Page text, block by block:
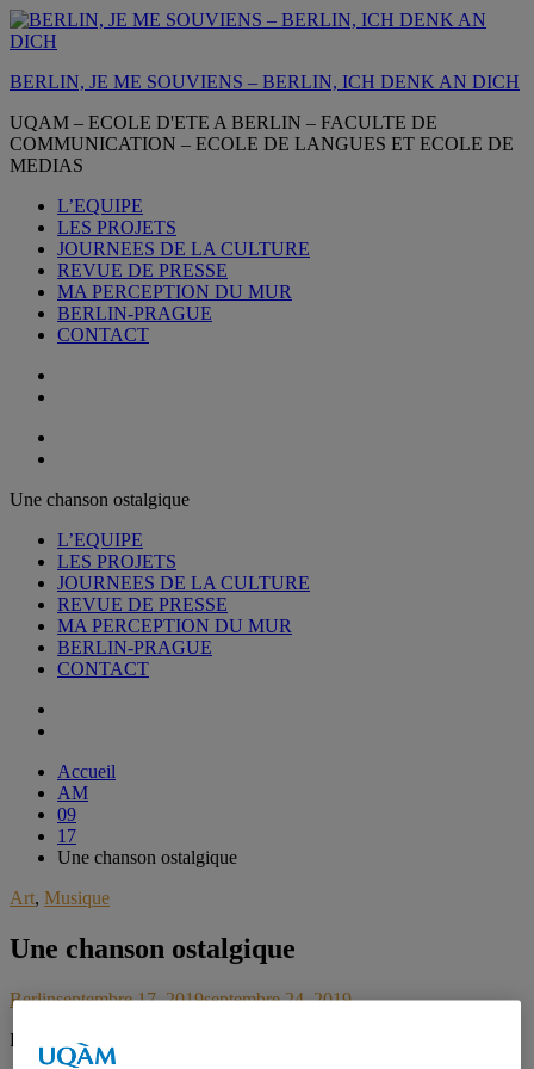
Aller
au
BERLIN, JE ME SOUVIENS – BERLIN, ICH DENK AN DICH
UQAM – ECOLE D'ETE A BERLIN – FACULTE DE
COMMUNICATION – ECOLE DE LANGUES ET ECOLE DE
MEDIAS
L’EQUIPE
LES PROJETS
JOURNEES DE LA CULTURE
REVUE DE PRESSE
MA PERCEPTION DU MUR
BERLIN-PRAGUE
CONTACT
Une chanson ostalgique
L’EQUIPE
LES PROJETS
JOURNEES DE LA CULTURE
REVUE DE PRESSE
MA PERCEPTION DU MUR
BERLIN-PRAGUE
CONTACT
Accueil
AM
09
17
Une chanson ostalgique
Art, Musique
Une chanson ostalgique
Berlinseptembre 17, 2019septembre 24, 2019
P
ar Melyssa Lemieux